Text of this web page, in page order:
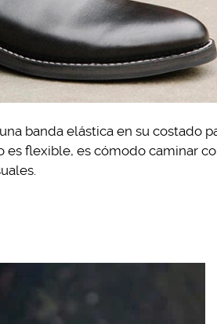
banda elástica en su costado
es flexible, es cómodo caminar